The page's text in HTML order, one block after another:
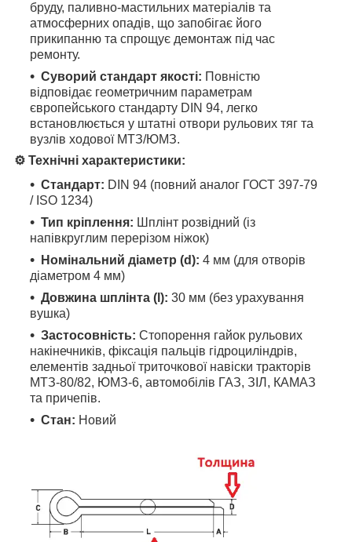
бруду, паливно-мастильних матеріалів та
атмосферних опадів, що запобігає його
прикипанню та спрощує демонтаж під час
ремонту.
Суворий стандарт якості: Повністю
відповідає геометричним параметрам
європейського стандарту DIN 94, легко
встановлюється у штатні отвори рульових тяг та
вузлів ходової МТЗ/ЮМЗ.
⚙️ Технічні характеристики:
Стандарт: DIN 94 (повний аналог ГОСТ 397-79
/ ISO 1234)
Тип кріплення: Шплінт розвідний (із
напівкруглим перерізом ніжок)
Номінальний діаметр (d): 4 мм (для отворів
діаметром 4 мм)
Довжина шплінта (l): 30 мм (без урахування
вушка)
Застосовність: Стопорення гайок рульових
накінечників, фіксація пальців гідроциліндрів,
елементів задньої триточкової навіски тракторів
МТЗ-80/82, ЮМЗ-6, автомобілів ГАЗ, ЗІЛ, КАМАЗ
та причепів.
Стан: Новий